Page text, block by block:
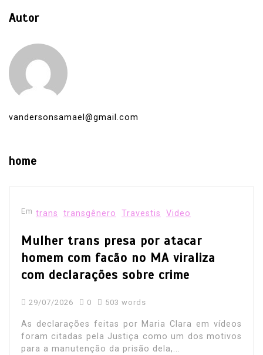
Autor
vandersonsamael@gmail.com
home
Em trans transgênero Travestis Video
Mulher trans presa por atacar
homem com facão no MA viraliza
com declarações sobre crime
29/07/2026 0 503 words
As declarações feitas por Maria Clara em vídeos
foram citadas pela Justiça como um dos motivos
para a manutenção da prisão dela,...